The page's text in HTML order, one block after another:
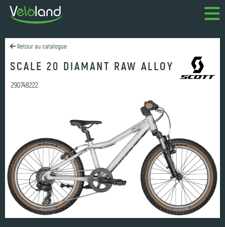
Retour au catalogue
SCALE 20 DIAMANT RAW ALLOY
290748222